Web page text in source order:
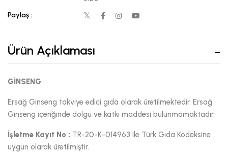
Paylaş :
Ürün Açıklaması
GİNSENG
Ersağ Ginseng takviye edici gıda olarak üretilmektedir. Ersağ
Ginseng içeriğinde dolgu ve katkı maddesi bulunmamaktadır.
İşletme Kayıt No : TR-20-K-014963 ile Türk Gıda Kodeksine
uygun olarak üretilmiştir.